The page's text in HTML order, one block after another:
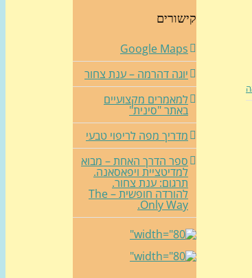
קישורים
Google Maps
יוגה דהרמה – ענת צחור
למאמרים מקצועיים
באתר "סינית"
מדריך מפה לריפוי טבעי
ספר הדרך האחת – מבוא
למדיטציית ויפאסאנה.
תרגום: ענת צחור.
להורדה חופשית – The
Only Way.